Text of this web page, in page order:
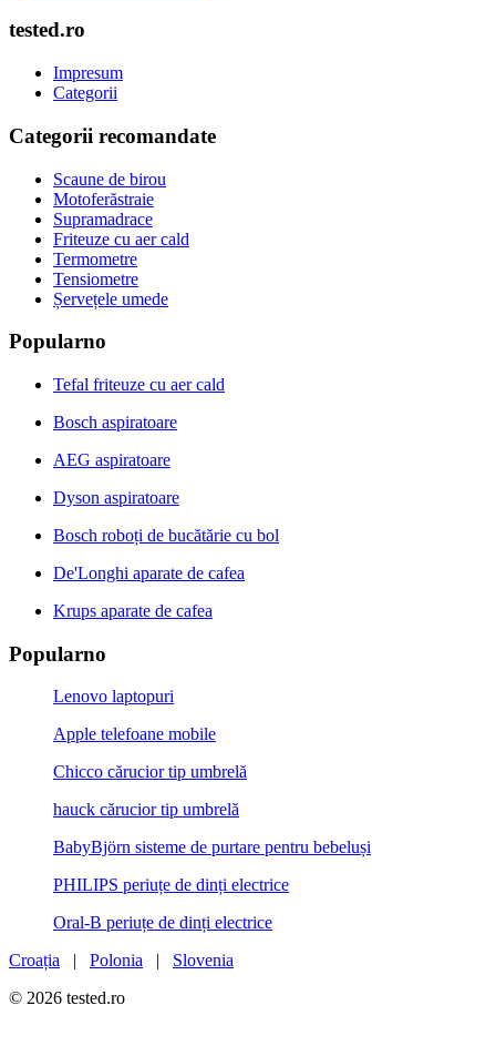
tested.ro
Impresum
Categorii
Categorii recomandate
Scaune de birou
Motoferăstraie
Supramadrace
Friteuze cu aer cald
Termometre
Tensiometre
Șervețele umede
Popularno
Tefal friteuze cu aer cald
Bosch aspiratoare
AEG aspiratoare
Dyson aspiratoare
Bosch roboți de bucătărie cu bol
De'Longhi aparate de cafea
Krups aparate de cafea
Popularno
Lenovo laptopuri
Apple telefoane mobile
Chicco cărucior tip umbrelă
hauck cărucior tip umbrelă
BabyBjörn sisteme de purtare pentru bebeluși
PHILIPS periuțe de dinți electrice
Oral-B periuțe de dinți electrice
Croația
Polonia
Slovenia
© 2026 tested.ro